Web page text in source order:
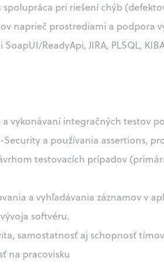
spolupráca pri riešení chýb
naprieč prostrediami a podpora
ReadyApi, JIRA, PLSQL,
vykonávaní integračných testov
Security a používania assertions,
testovacích prípadov
a vyhľadávania záznamov v
softvéru.
samostatnosť aj schopnosť
na pracovisku